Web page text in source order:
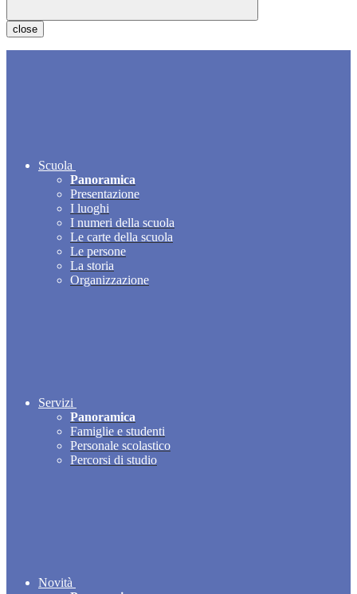
close
Scuola
Panoramica
Presentazione
I luoghi
I numeri della scuola
Le carte della scuola
Le persone
La storia
Organizzazione
Servizi
Panoramica
Famiglie e studenti
Personale scolastico
Percorsi di studio
Novità